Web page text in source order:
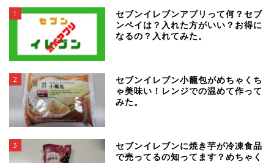
1
セブンイレブンアプリって何？セブ
ンペイは？入れた方がいい？お得に
なるの？入れてみた。
2
セブンイレブン小籠包がめちゃくち
ゃ美味い！レンジでの温めて作って
みた。
3
セブンイレブンに焼き芋が冷凍食品
で売ってるの知ってます？めちゃく